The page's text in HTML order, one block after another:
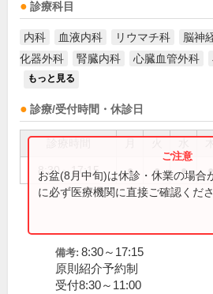
診療科目
内科 血液内科 リウマチ科 脳神
化器外科
腎臓内科 心臓血管外科
もっと見る
診療/受付時間・休診日
8:30～17:15 ● ● ● ●
お盆(8月中旬)は休診・休業の場合
に必ず医療機関に直接ご確認くださ
備考: 8:30～17:15
原則紹介予約制
受付8:30～11:00